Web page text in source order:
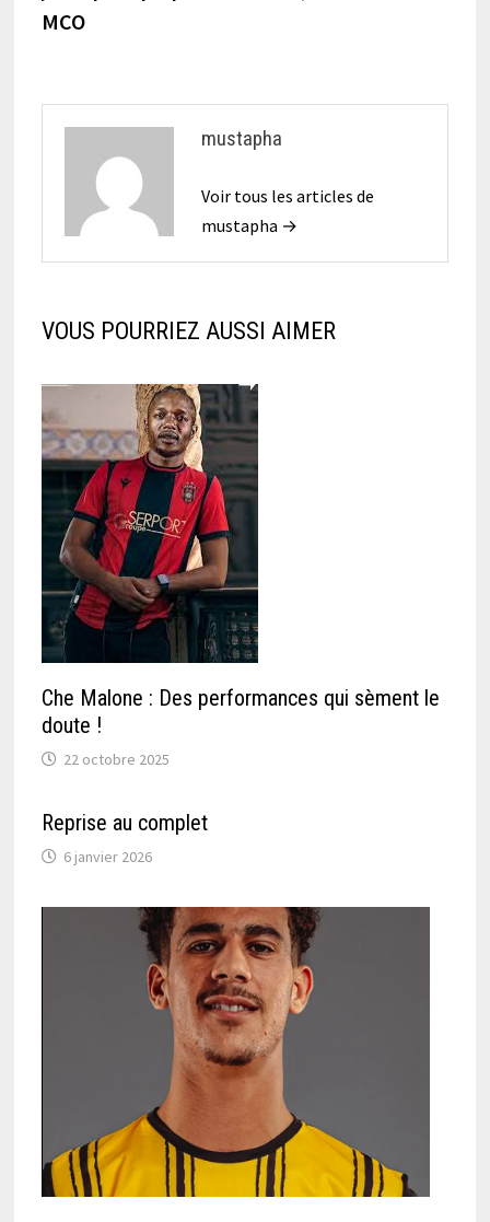
l’article
MCO
mustapha
Voir tous les articles de
mustapha →
VOUS POURRIEZ AUSSI AIMER
Che Malone : Des performances qui sèment le
doute !
22 octobre 2025
Reprise au complet
6 janvier 2026